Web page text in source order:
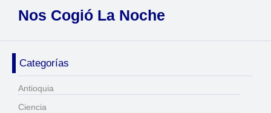
Nos Cogió La Noche
Categorías
Antioquia
Ciencia